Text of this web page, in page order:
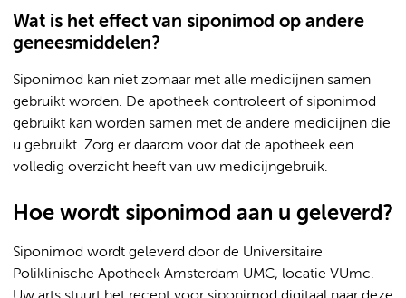
Wat is het effect van siponimod op andere
geneesmiddelen?
Siponimod kan niet zomaar met alle medicijnen samen
gebruikt worden. De apotheek controleert of siponimod
gebruikt kan worden samen met de andere medicijnen die
u gebruikt. Zorg er daarom voor dat de apotheek een
volledig overzicht heeft van uw medicijngebruik.
Hoe wordt siponimod aan u geleverd?
Siponimod wordt geleverd door de Universitaire
Poliklinische Apotheek Amsterdam UMC, locatie VUmc.